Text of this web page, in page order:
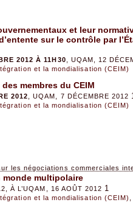
et leur
sur le contrôle par
2012 À 11H30 , UQAM, 12
et la mondialisation (CEIM)
membres du CEIM
2012 , UQAM, 7 DÉCEMBRE 2012
et la mondialisation (CEIM)
les négociations commerciales
monde multipolaire
À L’UQAM, 16 AOÛT 2012 1
et la mondialisation (CEIM)